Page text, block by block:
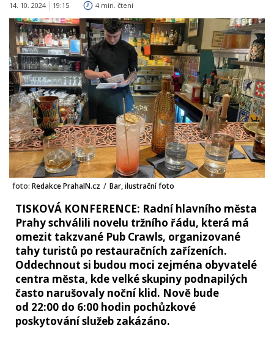
14. 10. 2024 19:15 4 min. čtení
foto: Redakce PrahaIN.cz / Bar, ilustrační foto
TISKOVÁ KONFERENCE: Radní hlavního města
Prahy schválili novelu tržního řádu, která má
omezit takzvané Pub Crawls, organizované
tahy turistů po restauračních zařízeních.
Oddechnout si budou moci zejména obyvatelé
centra města, kde velké skupiny podnapilých
často narušovaly noční klid. Nově bude
od 22:00 do 6:00 hodin pochůzkové
poskytování služeb zakázáno.